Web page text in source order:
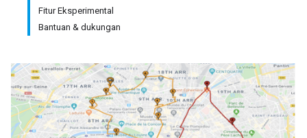
Fitur Eksperimental
Bantuan & dukungan